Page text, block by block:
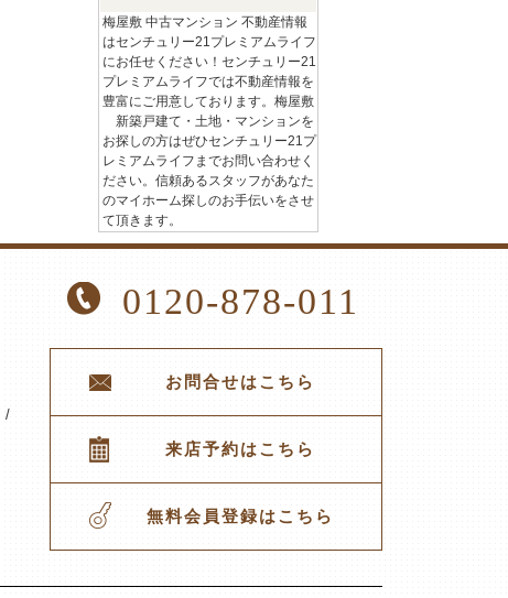
梅屋敷 中古マンション 不動産情報
はセンチュリー21プレミアムライフ
にお任せください！センチュリー21
プレミアムライフでは不動産情報を
豊富にご用意しております。梅屋敷
新築戸建て・土地・マンションを
お探しの方はぜひセンチュリー21プ
レミアムライフまでお問い合わせく
ださい。信頼あるスタッフがあなた
のマイホーム探しのお手伝いをさせ
て頂きます。
0120-878-011
お問合せはこちら
来店予約はこちら
無料会員登録はこちら